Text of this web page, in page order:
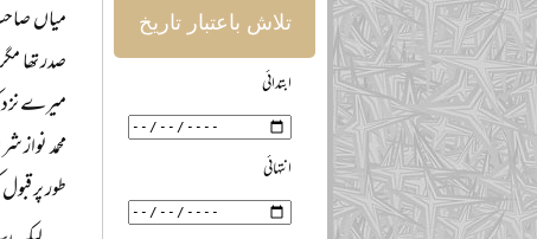
میاں
صدر تھا
میرے
محمد
طور پر
تلاش باعتبار تاریخ
ابتدائی
انتہائی